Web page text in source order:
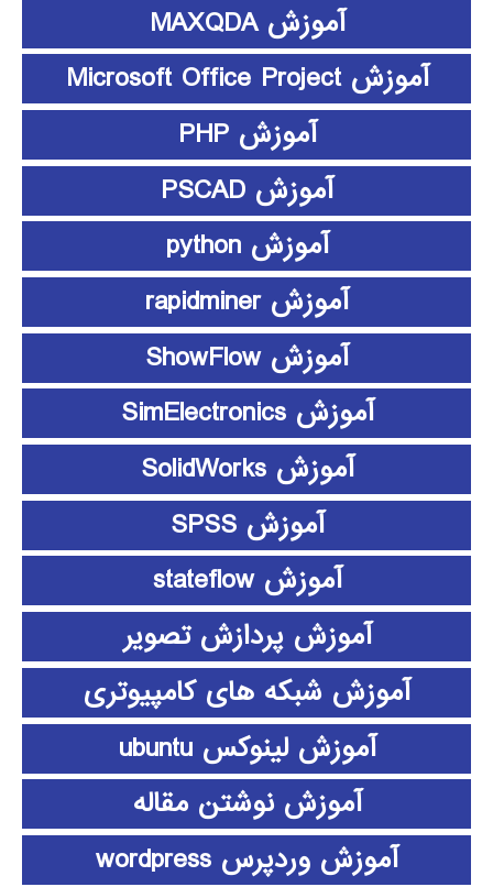
آموزش MAXQDA
آموزش Microsoft Office Project
آموزش PHP
آموزش PSCAD
آموزش python
آموزش rapidminer
آموزش ShowFlow
آموزش SimElectronics
آموزش SolidWorks
آموزش SPSS
آموزش stateflow
آموزش پردازش تصویر
آموزش شبکه های کامپیوتری
آموزش لینوکس ubuntu
آموزش نوشتن مقاله
آموزش وردپرس wordpress